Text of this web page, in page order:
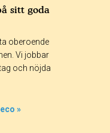
sitt goda
oberoende
Vi jobbar
och nöjda
»